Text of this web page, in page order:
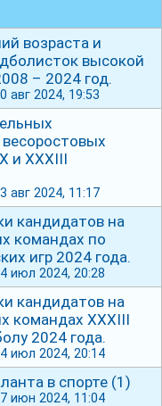
возраста и
высокой
– 2024 год.
авг 2024, 19:53
весоростовых
и ⅩⅩⅩⅠⅠⅠ
авг 2024, 11:17
кандидатов на
командах по
игр 2024 года.
июл 2024, 20:28
кандидатов на
командах ⅩⅩⅩⅠIⅠ
2024 года.
июл 2024, 20:14
в спорте (1)
июн 2024, 11:04